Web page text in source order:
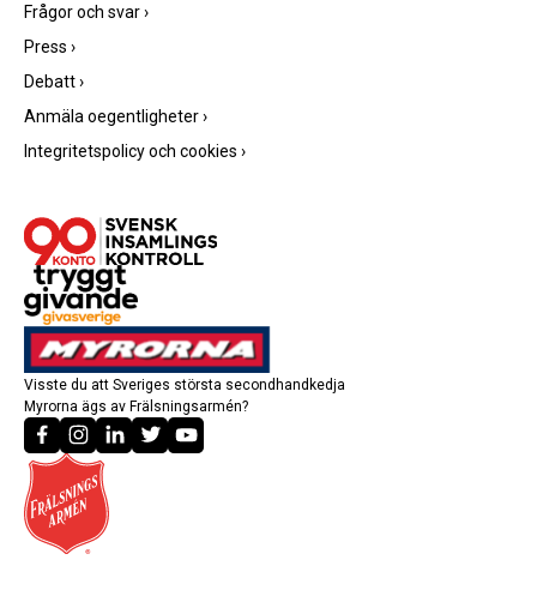
Frågor och svar›
Press ›
Debatt›
Anmäla oegentligheter›
Integritetspolicy och cookies ›
Visste du att Sveriges största secondhandkedja
Myrorna ägs av Frälsningsarmén?